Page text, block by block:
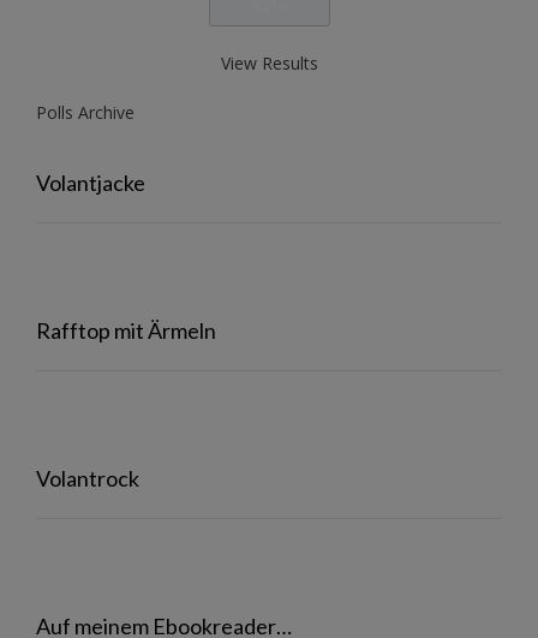
View Results
Polls Archive
Volantjacke
Rafftop mit Ärmeln
Volantrock
Auf meinem Ebookreader…